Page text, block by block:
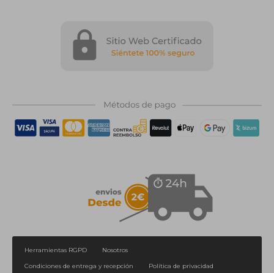
Herramientas RGPD
Nosotros
Condiciones de entrega y recepción
Política de privacidad